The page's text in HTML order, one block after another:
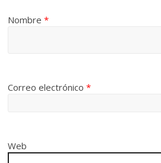
Nombre*
Correo electrónico*
Web